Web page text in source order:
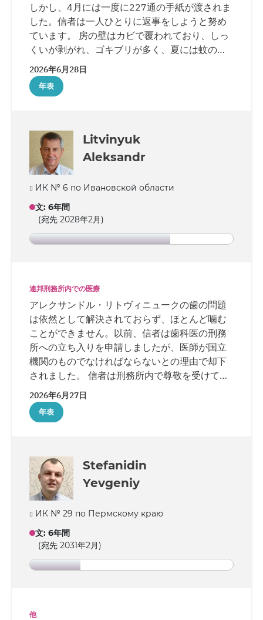
しかし、4月には一度に227通の手紙が渡されま
した。信者は一人ひとりに返事をしようと努め
ています。 房の壁はカビで覆われており、しっ
くいが剥がれ、ゴキブリが多く、夏には蚊の大
群が発生します。 信者は前向きなことに集中
し、窓の外の美しさを探すようにしています。
カモメや猫を観察したり、花を見て喜びます。
2026年6月28日
年表
Litvinyuk
Aleksandr
ИК № 6 по Ивановской области
文: 6年間
(宛先 2028年2月)
連邦刑務所内での医療
アレクサンドル・リトヴィニュークの歯の問題
は依然として解決されておらず、ほとんど噛む
ことができません。以前、信者は歯科医の刑務
所への立ち入りを申請しましたが、医師が国立
機関のものでなければならないとの理由で却下
されました。 信者は刑務所内で尊敬を受けてお
り、受刑者たちは様々な生活上の問題について
よく彼に相談しています。時には、手続き書類
の作成を手助けすることもあります。
2026年6月27日
年表
Stefanidin
Yevgeniy
ИК № 29 по Пермскому краю
文: 6年間
(宛先 2031年2月)
他